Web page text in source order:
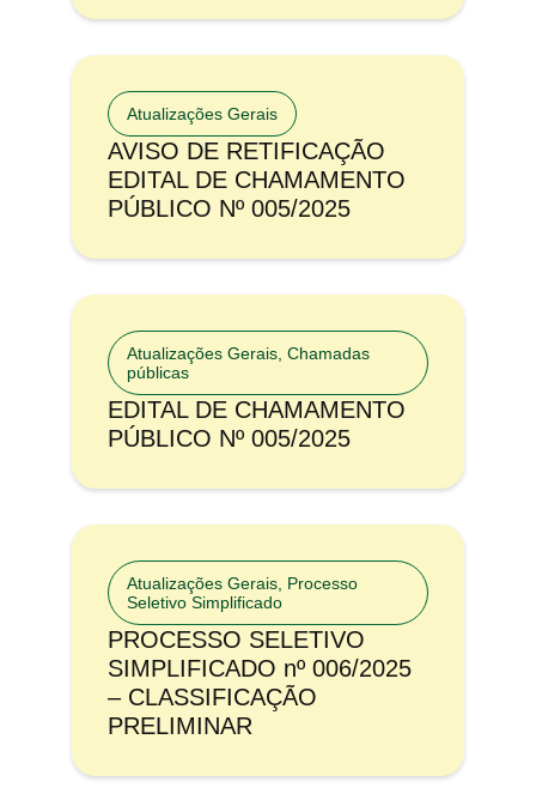
Atualizações Gerais
AVISO DE RETIFICAÇÃO
EDITAL DE CHAMAMENTO
PÚBLICO Nº 005/2025
Atualizações Gerais Chamadas
públicas
EDITAL DE CHAMAMENTO
PÚBLICO Nº 005/2025
Atualizações Gerais Processo
Seletivo Simplificado
PROCESSO SELETIVO
SIMPLIFICADO nº 006/2025
– CLASSIFICAÇÃO
PRELIMINAR